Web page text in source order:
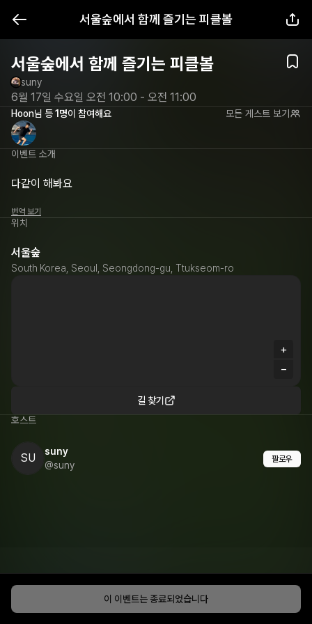
서울숲에서 함께 즐기는 피클볼
서울숲에서 함께 즐기는 피클볼
suny
6월 17일 수요일 오전 10:00 - 오전 11:00
Hoon님 등 1명이 참여해요 모든 게스트 보기
이벤트 소개
다같이 해봐요
번역 보기
위치
서울숲
South Korea, Seoul, Seongdong-gu, Ttukseom-ro
+
−
길 찾기
호스트
SU
suny
@suny
팔로우
이 이벤트는 종료되었습니다